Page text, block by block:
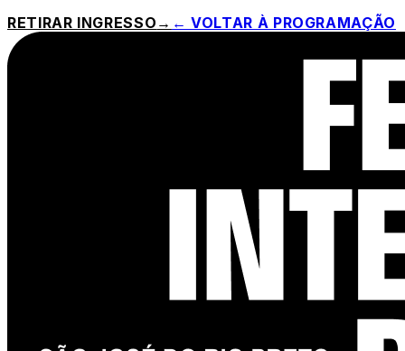
RETIRAR INGRESSO → ← VOLTAR À PROGRAMAÇÃO